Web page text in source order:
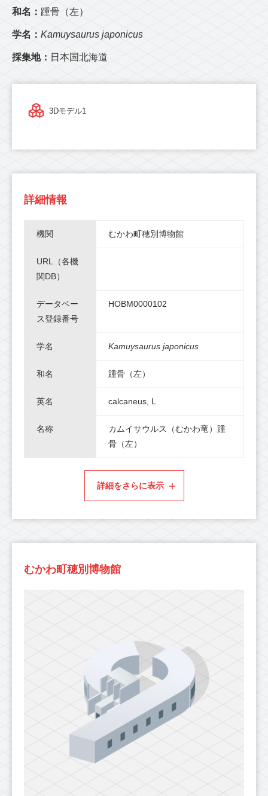
和名： 踵骨（左）
学名： Kamuysaurus japonicus
採集地： 日本国北海道
3Dモデル1
詳細情報
機関 むかわ町穂別博物館
URL（各機
関DB）
データベー
ス登録番号
HOBM0000102
学名 Kamuysaurus japonicus
和名 踵骨（左）
英名 calcaneus, L
名称
カムイサウルス（むかわ竜）踵
骨（左）
詳細をさらに表示
むかわ町穂別博物館